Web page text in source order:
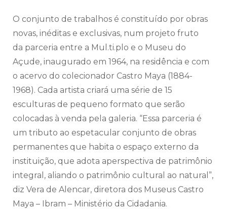
O conjunto de trabalhos é constituído por obras
novas, inéditas e exclusivas, num projeto fruto
da parceria entre a Mul.ti.plo e o Museu do
Açude, inaugurado em 1964, na residência e com
o acervo do colecionador Castro Maya (1884-
1968). Cada artista criará uma série de 15
esculturas de pequeno formato que serão
colocadas à venda pela galeria. “Essa parceria é
um tributo ao espetacular conjunto de obras
permanentes que habita o espaço externo da
instituição, que adota aperspectiva de patrimônio
integral, aliando o patrimônio cultural ao natural”,
diz Vera de Alencar, diretora dos Museus Castro
Maya – Ibram – Ministério da Cidadania.